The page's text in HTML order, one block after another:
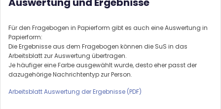
Für den Fragebogen in Papierform gibt es auch eine Auswertung in
Papierform:
Die Ergebnisse aus dem Fragebogen können die SuS in das
Arbeitsblatt zur Auswertung übertragen.
Je häufiger eine Farbe ausgewählt wurde, desto eher passt der
dazugehörige Nachrichtentyp zur Person.
Arbeitsblatt Auswertung der Ergebnisse (PDF)